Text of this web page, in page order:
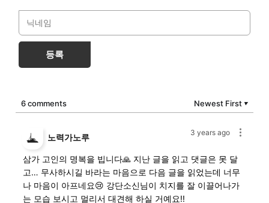
등록
6 comments Newest First ▼
3 years ago
노력가노루
삼가 고인의 명복을 빕니다🙏 지난 글을 읽고 댓글은 못 달
고… 무사하시길 바라는 마음으로 다음 글을 읽었는데 너무
나 마음이 아프네요😢 강단소신님이 치지를 잘 이끌어나가
는 모습 보시고 멀리서 대견해 하실 거예요!!